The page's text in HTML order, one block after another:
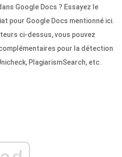
Google Docs ? Essayez le
pour Google Docs mentionné ici.
ci-dessus, vous pouvez
pour la détection
PlagiarismSearch, etc.